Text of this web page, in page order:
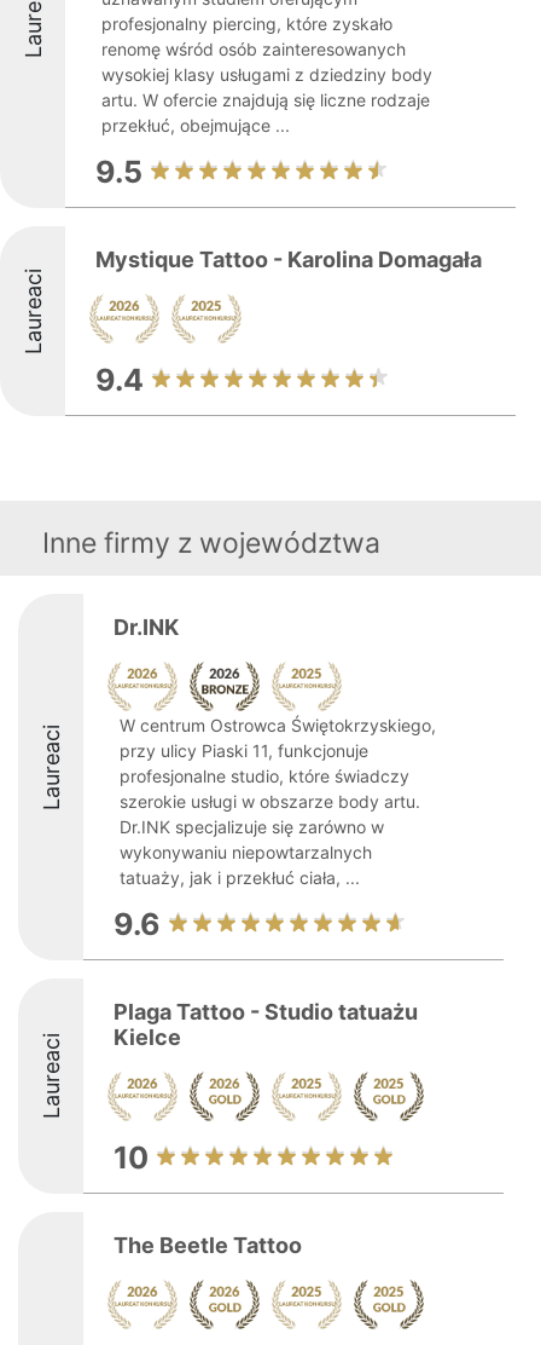
profesjonalny piercing, które zyskało
renomę wśród osób zainteresowanych
wysokiej klasy usługami z dziedziny body
artu. W ofercie znajdują się liczne rodzaje
przekłuć, obejmujące ...
9.5
Laureaci
Mystique Tattoo - Karolina Domagała
9.4
Inne firmy z województwa
Laureaci
Dr.INK
W centrum Ostrowca Świętokrzyskiego,
przy ulicy Piaski 11, funkcjonuje
profesjonalne studio, które świadczy
szerokie usługi w obszarze body artu.
Dr.INK specjalizuje się zarówno w
wykonywaniu niepowtarzalnych
tatuaży, jak i przekłuć ciała, ...
9.6
Laureaci
Plaga Tattoo - Studio tatuażu
Kielce
10
The Beetle Tattoo